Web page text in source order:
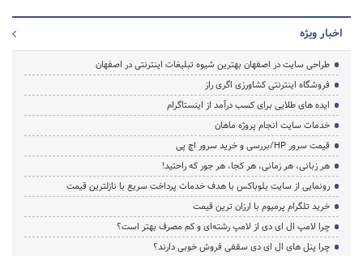
اخبار ویژه
طراحی سایت در اصفهان بهترین شیوه تبلیغات اینترنتی در اصفهان
فروشگاه اینترنتی کشاورزی اگری راز
ایده های طلایی برای کسب درآمد از اینستاگرام
خدمات سایت انجام پروژه ماهان
قیمت سرور HP/بررسی و خرید سرور اچ پی
هر زبانی، هر زمانی، هر کجا، هر جور که راحتید!
رونمایی از سایت بلوباکس با هدف خدمات پرداخت سریع با نازلترین قیمت
خرید تلگرام پرمیوم با ارزان ترین قیمت
چرا لامپ ال ای دی از لامپ رشته‌ای و کم مصرف بهتر است؟
چرا پنل های ال ای دی سقفی فروش خوبی دارند؟